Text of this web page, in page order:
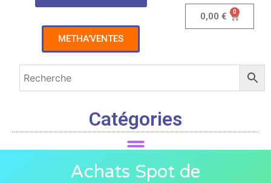
METHA'VENTES
0,00€ 0
Catégories
Achats Spot de